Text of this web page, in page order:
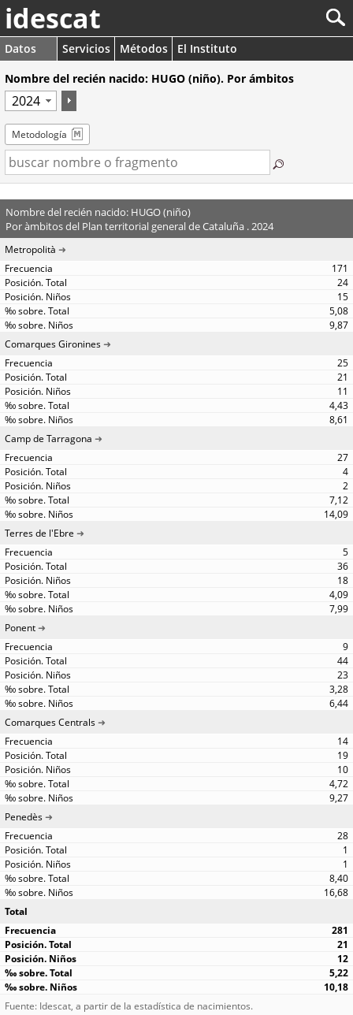
idescat
Datos Servicios Métodos
El Instituto
Nombre del recién nacido: HUGO (niño). Por ámbitos
Metodología
Nombre del recién nacido: HUGO (niño)
Por àmbitos del Plan territorial general de Cataluña . 2024
Metropolità
171
24
15
5,08
9,87
Comarques Gironines
25
21
11
4,43
8,61
Camp de Tarragona
27
4
2
7,12
14,09
Terres de l'Ebre
5
36
18
4,09
7,99
Ponent
9
44
23
3,28
6,44
Comarques Centrals
14
19
10
4,72
9,27
Penedès
28
1
1
8,40
16,68
Total
281
21
12
5,22
10,18
Fuente: Idescat, a partir de la estadística de nacimientos.